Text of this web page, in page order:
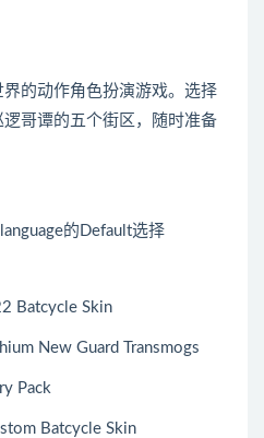
界的动作角色扮演游戏。选择
哥谭的五个街区，随时准备
的Default选择
Batcycle Skin
New Guard Transmogs
Pack
Batcycle Skin